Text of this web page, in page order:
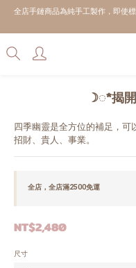
全店手鏈商品為純手工製作，即使
☽◌*揭
四季幽靈是全方位的補足，可
招財、貴人、事業。
全店，全店滿2500免運
NT$2,480
尺寸